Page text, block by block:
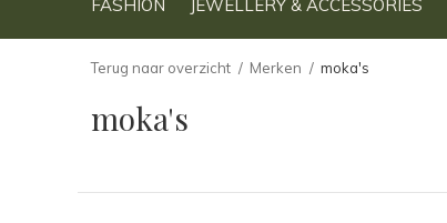
FASHION JEWELLERY & ACCESSORIES
Terug naar overzicht Merken moka's
moka's